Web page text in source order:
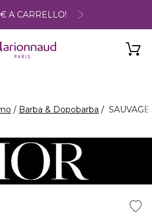
A CARRELLO!
Barba & Dopobarba